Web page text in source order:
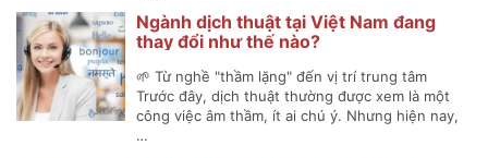
Ngành dịch thuật tại Việt Nam đang
thay đổi như thế nào?
🌱 Từ nghề "thầm lặng" đến vị trí trung tâm
Trước đây, dịch thuật thường được xem là một
công việc âm thầm, ít ai chú ý. Nhưng hiện nay,
…